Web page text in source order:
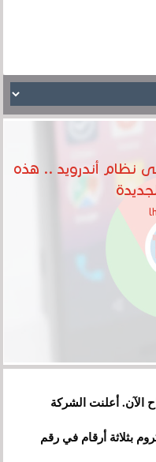
الآن على نظام أندرويد .. هذه
، غوغل كروم 100 متاح الآن. أعلنت الشركة
بثلاثة أرقام في رقم